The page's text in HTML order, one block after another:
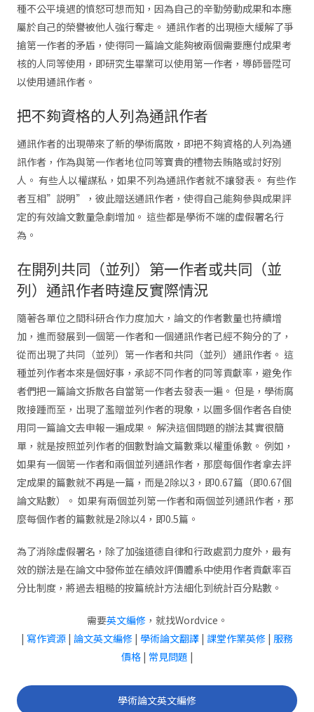
種不公平境遇的憤怒可想而知，因為自己的辛勤勞動成果和本應
屬於自己的榮譽被他人強行奪走。 通訊作者的出現極大緩解了爭
搶第一作者的矛盾，使得同一篇論文能夠被兩個需要應付成果考
核的人同等使用，即研究生畢業可以使用第一作者，導師晉陞可
以使用通訊作者。
把不夠資格的人列為通訊作者
通訊作者的出現帶來了新的學術腐敗，即把不夠資格的人列為通
訊作者，作為與第一作者地位同等寶貴的禮物去賄賂或討好別
人。 有些人以權謀私，如果不列為通訊作者就不讓發表。 有些作
者互相”説明”，彼此贈送通訊作者，使得自己能夠參與成果評
定的有效論文數量急劇增加。 這些都是學術不端的虛假署名行
為。
在開列共同（並列）第一作者或共同（並
列）通訊作者時違反實際情況
隨著各單位之間科研合作力度加大，論文的作者數量也持續增
加，進而發展到一個第一作者和一個通訊作者已經不夠分的了，
從而出現了共同（並列）第一作者和共同（並列）通訊作者。 這
種並列作者本來是個好事，承認不同作者的同等貢獻率，避免作
者們把一篇論文拆散各自當第一作者去發表一遍。 但是，學術腐
敗接踵而至，出現了濫贈並列作者的現象，以圖多個作者各自使
用同一篇論文去申報一遍成果。 解決這個問題的辦法其實很簡
單，就是按照並列作者的個數對論文篇數乘以權重係數。 例如，
如果有一個第一作者和兩個並列通訊作者，那麼每個作者拿去評
定成果的篇數就不再是一篇，而是2除以3，即0.67篇（即0.67個
論文點數）。 如果有兩個並列第一作者和兩個並列通訊作者，那
麼每個作者的篇數就是2除以4，即0.5篇。
為了消除虛假署名，除了加強道德自律和行政處罰力度外，最有
效的辦法是在論文中發佈並在績效評價體系中使用作者貢獻率百
分比制度，將過去粗糙的按篇統計方法細化到統計百分點數。
需要英文編修，就找Wordvice。
| 寫作資源 | 論文英文編修 | 學術論文翻譯 | 課堂作業英修 | 服務
價格| 常見問題 |
學術論文英文編修